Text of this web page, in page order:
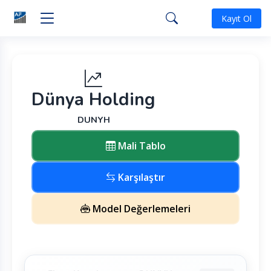
Kayıt Ol
Dünya Holding
DUNYH
Mali Tablo
Karşılaştır
Model Değerlemeleri